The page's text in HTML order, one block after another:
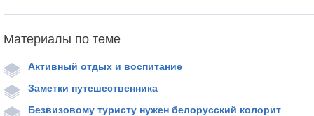
Материалы по теме
Активный отдых и воспитание
Заметки путешественника
Безвизовому туристу нужен белорусский колорит